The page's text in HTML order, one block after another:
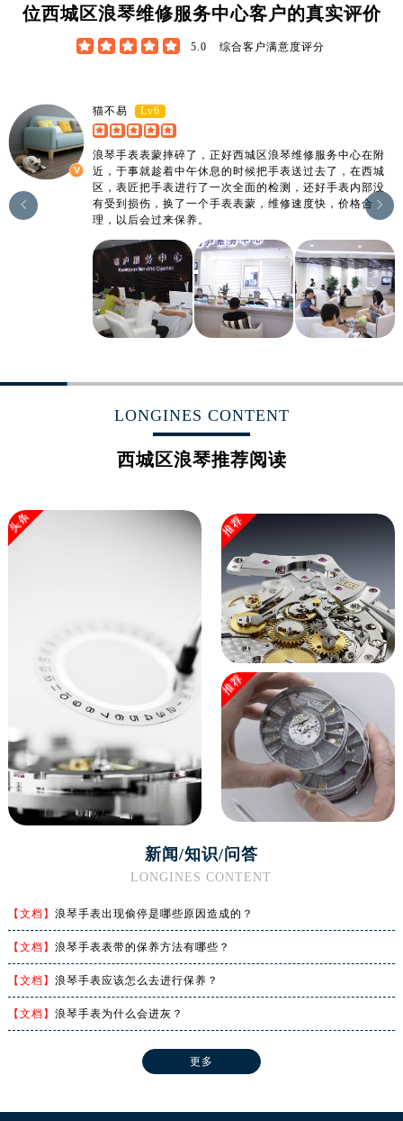
位西城区浪琴维修服务中心客户的真实评价
     5.0 综合客户满意度评分
猫不易 Lv6
浪琴手表表蒙摔碎了，正好西城区浪琴维修服务中心在附
近，于事就趁着中午休息的时候把手表送过去了，在西城
区，表匠把手表进行了一次全面的检测，还好手表内部没
有受到损伤，换了一个手表表蒙，维修速度快，价格合
理，以后会过来保养。


LONGINES CONTENT
西城区浪琴推荐阅读
头条 推荐
推荐
新闻/知识/问答
LONGINES CONTENT
【文档】 浪琴手表出现偷停是哪些原因造成的？
【文档】 浪琴手表表带的保养方法有哪些？
【文档】 浪琴手表应该怎么去进行保养？
【文档】 浪琴手表为什么会进灰？
更多